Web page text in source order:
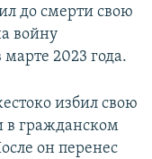
до смерти свою
войну
2023 года.
избил свою
в гражданском
он перенес